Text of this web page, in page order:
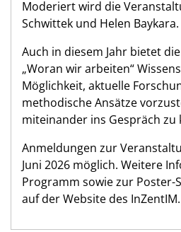
Moderiert wird die
Schwittek und Helen Baykara.
Auch in diesem Jahr bietet
„Woran wir arbeiten“
Möglichkeit, aktuelle
methodische Ansätze
miteinander ins Gespräch zu
Anmeldungen zur
Juni 2026 möglich. Weitere
Programm sowie zur Poster-
auf der Website des InZentIM.